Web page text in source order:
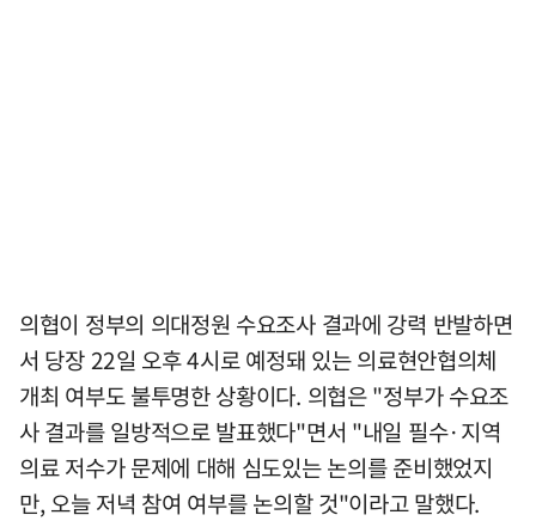
의협이 정부의 의대정원 수요조사 결과에 강력 반발하면
서 당장 22일 오후 4시로 예정돼 있는 의료현안협의체
개최 여부도 불투명한 상황이다. 의협은 "정부가 수요조
사 결과를 일방적으로 발표했다"면서 "내일 필수·지역
의료 저수가 문제에 대해 심도있는 논의를 준비했었지
만, 오늘 저녁 참여 여부를 논의할 것"이라고 말했다.